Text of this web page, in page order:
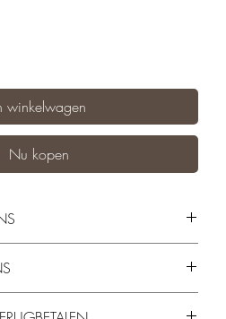
winkelwagen
Nu kopen
1,4 cm